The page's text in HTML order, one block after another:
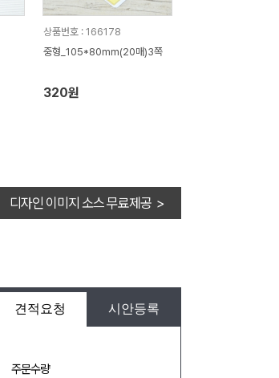
상품번호 : 166178
중형_105*80mm(20매)3쪽
320원
디자인 이미지 소스 무료제공 >
견적요청 시안등록
주문수량